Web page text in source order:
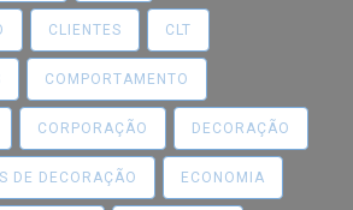
CLIENTES CLT
COMPORTAMENTO
CORPORAÇÃO DECORAÇÃO
DE DECORAÇÃO ECONOMIA